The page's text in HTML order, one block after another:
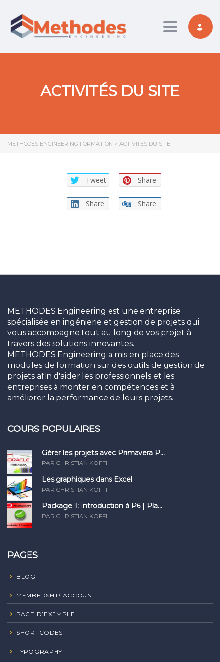
Toggle
ACTIVITÉS DU SITE
METHODES ENGINEERING FORMATION > ACTIVITÉS DU SITE
Tweet Share
Share Share
METHODES Engineering est une entreprise
spécialisée en ingénierie et gestion de projets qui
vous accompagne tout au long de vos projet à
travers des solutions innovantes.
METHODES Engineering a mis en place des
modules de formation sur des outils de gestion de
projets afin d'aider les professionnels et les
entreprises à monter en compétences et à
améliorer la performance de leurs projets.
COURS POPULAIRES
Gérer les projets avec Primavera P...
PAR CHRISTIAN KOFFI
Les graphiques dans Excel
PAR CHRISTIAN KOFFI
Package 1: Introduction à P6 | Pla...
PAR CHRISTIAN KOFFI
PAGES
BLOG
MEMBERSHIP ACCOUNT
PAGE D’EXEMPLE
SHORTCODES
TYPOGRAPHY